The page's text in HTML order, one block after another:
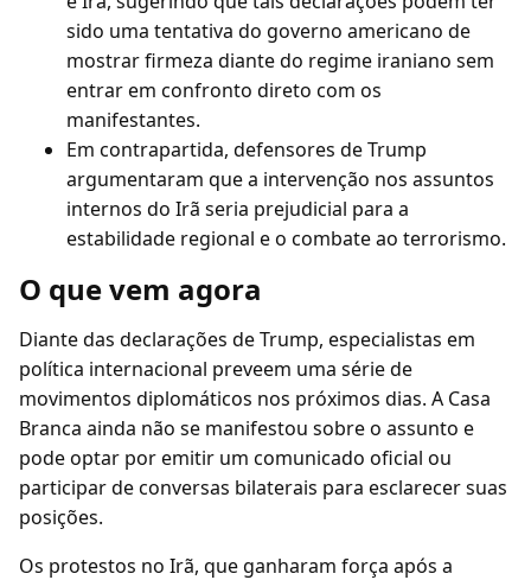
sido uma tentativa do governo americano de
mostrar firmeza diante do regime iraniano sem
entrar em confronto direto com os
manifestantes.
Em contrapartida, defensores de Trump
argumentaram que a intervenção nos assuntos
internos do Irã seria prejudicial para a
estabilidade regional e o combate ao terrorismo.
O que vem agora
Diante das declarações de Trump, especialistas em
política internacional preveem uma série de
movimentos diplomáticos nos próximos dias. A Casa
Branca ainda não se manifestou sobre o assunto e
pode optar por emitir um comunicado oficial ou
participar de conversas bilaterais para esclarecer suas
posições.
Os protestos no Irã, que ganharam força após a